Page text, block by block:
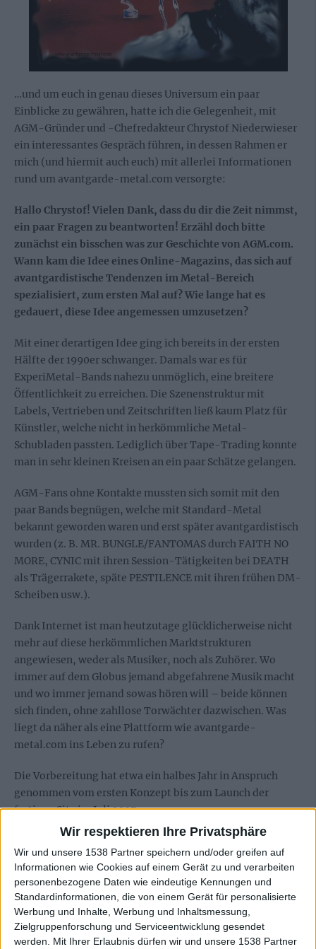
Wir respektieren Ihre Privatsphäre
Wir und unsere 1538 Partner speichern und/oder greifen auf
Informationen wie Cookies auf einem Gerät zu und verarbeiten
personenbezogene Daten wie eindeutige Kennungen und
Standardinformationen, die von einem Gerät für personalisierte
Werbung und Inhalte, Werbung und Inhaltsmessung,
Zielgruppenforschung und Serviceentwicklung gesendet
werden.
Mit Ihrer Erlaubnis dürfen wir und unsere 1538 Partner
…und um euch in genau dieses Universum ein paar
Einblicke zu gewähren, hatte ich die Gelegenheit, mit
AGM-Gründer und -Chefredakteur Chrystof Niederwieser
ein interessantes Gespräch führen, in dessen Rahmen er
mich (und hiermit auch euch) mit allerlei Informationen
rund um avantgarde-metal.com versorgte:
Hallo Chrystof! Vielen Dank, dass du dir die Zeit nimmst,
ein paar Fragen zu beantworten! Erzähl doch bitte
zunächst ein bisschen was zur Geschichte von AGM.com.
Wann kam die Idee eines Online-Magazins, das sich auf
avantgardistische Tendenzen im Metal-Bereich
spezialisiert, zum ersten Mal auf? Wie lange hat es
gedauert, diese Idee angemessen umzusetzen?
Mit einer derartigen Idee ging ich bereits in der ersten
Hälfte der 1990er schwanger. Damals war es für
ExperiMetal-Bands nahezu unmöglich, eine breitere
Öffentlichkeit zu erreichen. Die Szenenstruktur mit
Labels, Vertrieben und Zeitschriften ließ kaum Platz für
Künstler, welche nicht in herkömmliche Metal-
Schubladen passten. Lediglich über Tape-Trading konnte
man in sehr kleinen Kreisen an ein paar Schätze gelangen.
AGM-Fans ohne Kontakte mussten sich somit mit den
paar Bands begnügen, welche mit Standard-Metal
bekannt geworden waren und erst später avantgardistisch
wurden (z. B. MR. BUNGLE/FANTOMAS durch FAITH NO
MORE, CYNIC mit ihren Session-Tätigkeiten bei DEATH
als Trägerrakete, späte PESTILENCE mit ihren frühen DM-
Scheiben usw.).
Dank Internet ist man heutzutage glücklicherweise nicht
mehr auf diese herkömmlichen Marktstrukturen
angewiesen, weder als Musiker, noch als Zuhörer. Wo
immer auf dem Globus jemand abgefahrene Musik macht
und wo immer jemand sowas hören will – beide können
sich finden, ohne zahllose Torwächter dazwischen. Was
liegt da näher als eine Plattform wie avantgarde-
metal.com ins Leben zu rufen?
Die Vorbereitung hat etwa ein halbes Jahr in Anspruch
genommen vom ersten Konzept bis zum Launch der
fertigen Site im Juli 2007.
Kannst du ein paar statistische Daten angeben, was die
Besuche/Klicks auf eure Seite angeht? Gab es
beispielsweise einen Effekt durch euren Beitritt zum
Myspace?
Die ersten Wochen haben wir über Myspace, dem wir
zeitgleich zum Launch der Hauptseite beigetreten sind,